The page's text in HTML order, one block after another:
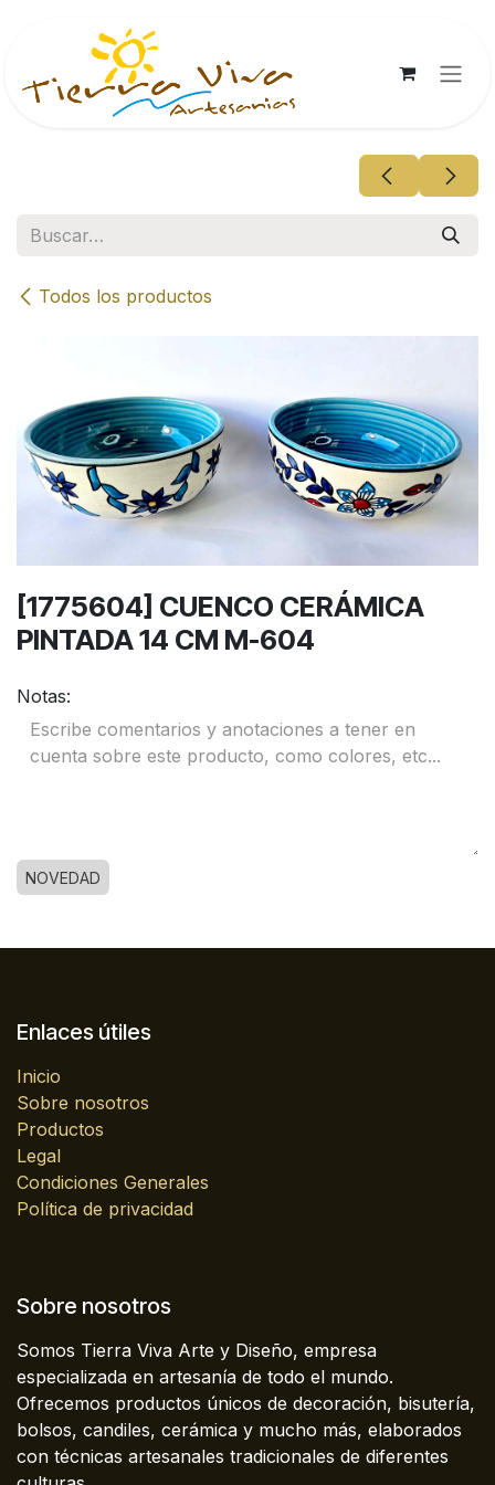
Todos los productos
[1775604] CUENCO CERÁMICA
PINTADA 14 CM M-604
Notas:
NOVEDAD
Enlaces útiles
Inicio
Sobre nosotros
Productos
Legal
Condiciones Generales
Política de privacidad
Sobre nosotros
Somos Tierra Viva Arte y Diseño, empresa
especializada en artesanía de todo el mundo.
Ofrecemos productos únicos de decoración, bisutería,
bolsos, candiles, cerámica y mucho más, elaborados
con técnicas artesanales tradicionales de diferentes